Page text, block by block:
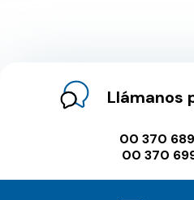
Llámanos
00 370
00 370